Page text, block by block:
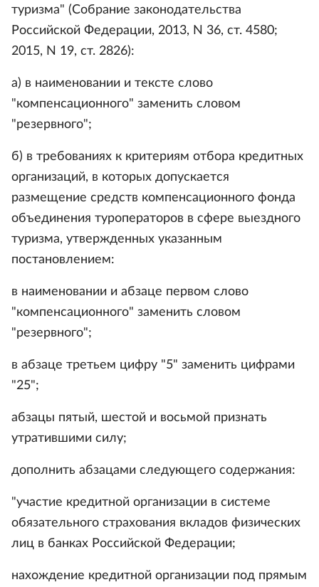
туризма" (Собрание законодательства
Российской Федерации, 2013, N 36, ст. 4580;
2015, N 19, ст. 2826):
а) в наименовании и тексте слово
"компенсационного" заменить словом
"резервного";
б) в требованиях к критериям отбора кредитных
организаций, в которых допускается
размещение средств компенсационного фонда
объединения туроператоров в сфере выездного
туризма, утвержденных указанным
постановлением:
в наименовании и абзаце первом слово
"компенсационного" заменить словом
"резервного";
в абзаце третьем цифру "5" заменить цифрами
"25";
абзацы пятый, шестой и восьмой признать
утратившими силу;
дополнить абзацами следующего содержания:
"участие кредитной организации в системе
обязательного страхования вкладов физических
лиц в банках Российской Федерации;
нахождение кредитной организации под прямым